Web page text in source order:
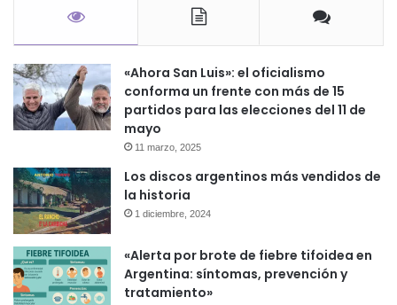
«Ahora San Luis»: el oficialismo
conforma un frente con más de 15
partidos para las elecciones del 11 de
mayo
11 marzo, 2025
Los discos argentinos más vendidos de
la historia
1 diciembre, 2024
«Alerta por brote de fiebre tifoidea en
Argentina: síntomas, prevención y
tratamiento»